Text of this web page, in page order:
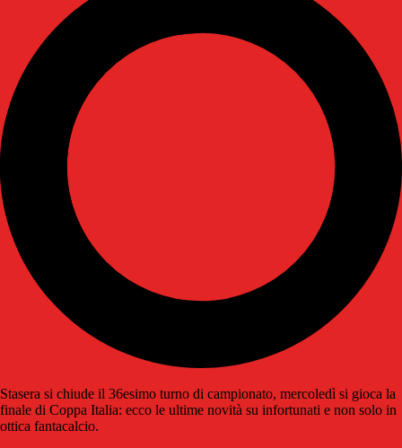
Stasera si chiude il 36esimo turno di campionato, mercoledì si gioca la
finale di Coppa Italia: ecco le ultime novità su infortunati e non solo in
ottica fantacalcio.